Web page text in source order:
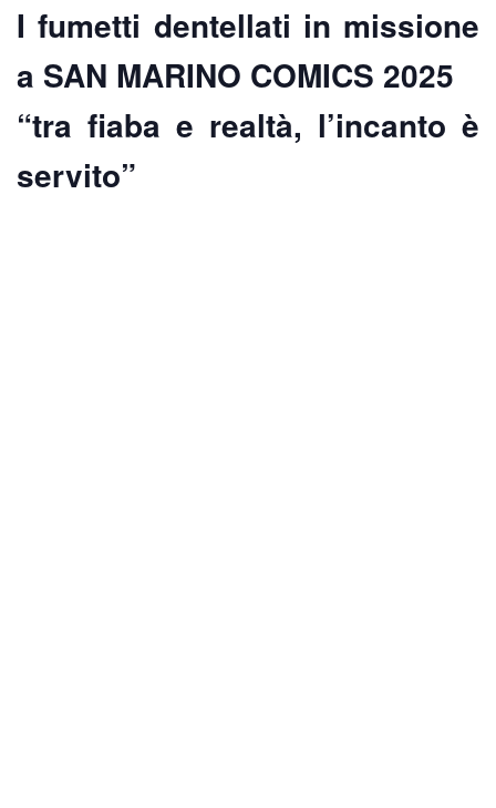
I fumetti dentellati in missione
a SAN MARINO COMICS 2025
“tra fiaba e realtà, l’incanto è
servito”